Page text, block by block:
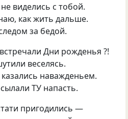
виделись с тобой.
как жить дальше.
за бедой.
Дни рожденья ?!
веселясь.
наважденьем.
ТУ напасть.
пригодились —